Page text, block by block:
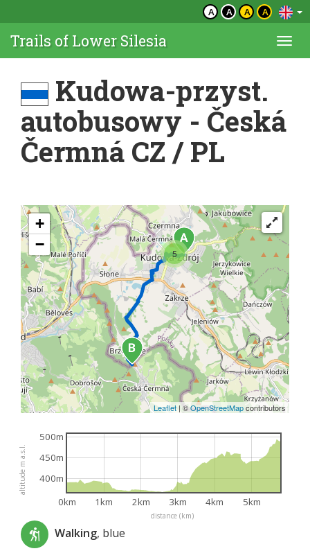
A A A A
Trails of Lower Silesia
Kudowa-przyst.
autobusowy - Česká
Čermná CZ / PL
5
+
−
Leaflet |©OpenStreetMapcontributors
distance (km)
altitude m a.s.l.
0km 1km 2km 3km 4km 5km
400m
450m
500m
Walking, blue